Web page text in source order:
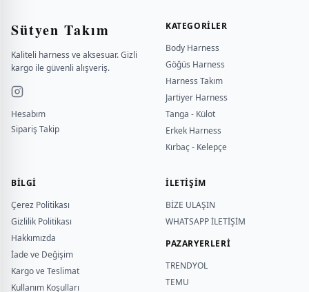
Sütyen Takım
Kaliteli harness ve aksesuar. Gizli
kargo ile güvenli alışveriş.
Hesabım
Sipariş Takip
KATEGORILER
Body Harness
Göğüs Harness
Harness Takım
Jartiyer Harness
Tanga - Külot
Erkek Harness
Kırbaç - Kelepçe
BILGI
Çerez Politikası
Gizlilik Politikası
Hakkımızda
İade ve Değişim
Kargo ve Teslimat
Kullanım Koşulları
İLETİŞİM
BİZE ULAŞIN
WHATSAPP İLETİŞİM
PAZARYERLERİ
TRENDYOL
TEMU